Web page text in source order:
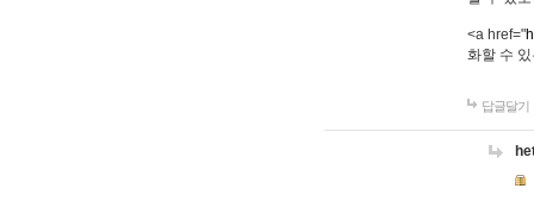
<a href="
화할 수
답글달기